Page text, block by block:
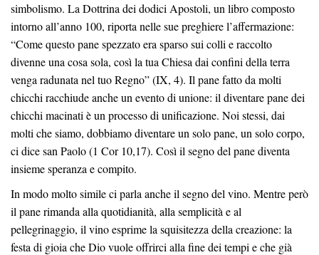
simbolismo. La Dottrina dei dodici Apostoli, un libro composto
intorno all’anno 100, riporta nelle sue preghiere l’affermazione:
“Come questo pane spezzato era sparso sui colli e raccolto
divenne una cosa sola, così la tua Chiesa dai confini della terra
venga radunata nel tuo Regno” (IX, 4). Il pane fatto da molti
chicchi racchiude anche un evento di unione: il diventare pane dei
chicchi macinati è un processo di unificazione. Noi stessi, dai
molti che siamo, dobbiamo diventare un solo pane, un solo corpo,
ci dice san Paolo (1 Cor 10,17). Così il segno del pane diventa
insieme speranza e compito.
In modo molto simile ci parla anche il segno del vino. Mentre però
il pane rimanda alla quotidianità, alla semplicità e al
pellegrinaggio, il vino esprime la squisitezza della creazione: la
festa di gioia che Dio vuole offrirci alla fine dei tempi e che già